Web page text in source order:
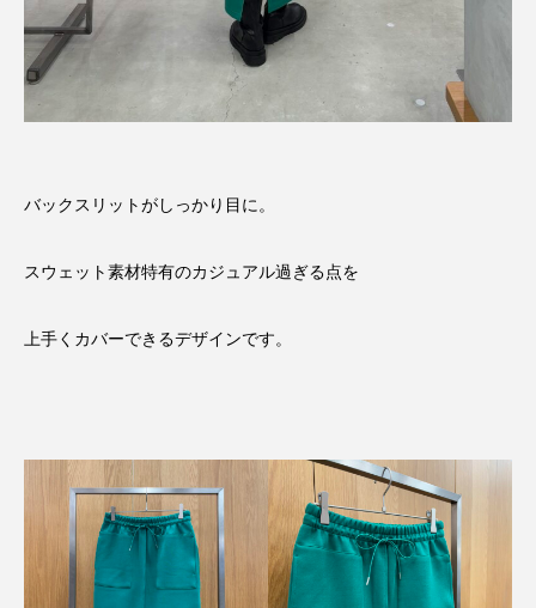
バックスリットがしっかり目に。
スウェット素材特有のカジュアル過ぎる点を
上手くカバーできるデザインです。